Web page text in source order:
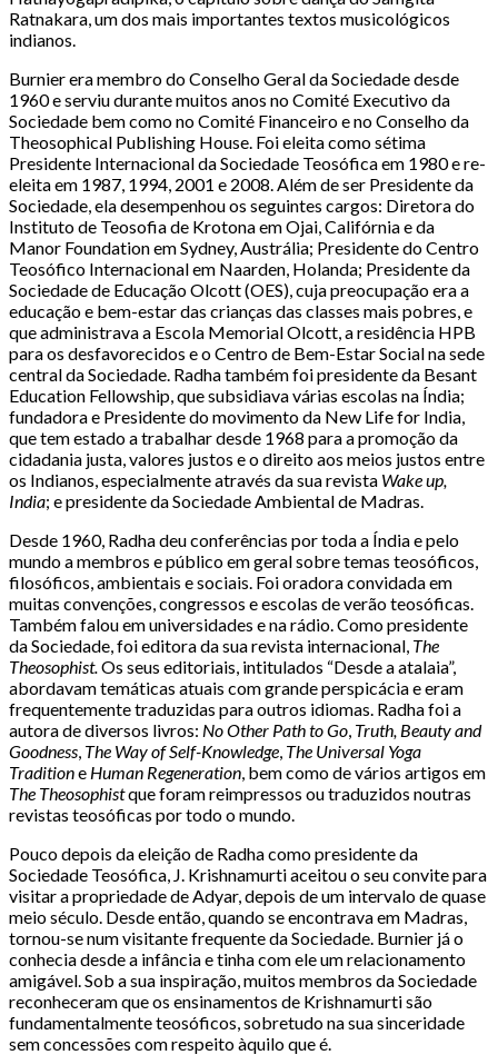
Ratnakara, um dos mais importantes textos musicológicos
indianos.
Burnier era membro do Conselho Geral da Sociedade desde
1960 e serviu durante muitos anos no Comité Executivo da
Sociedade bem como no Comité Financeiro e no Conselho da
Theosophical Publishing House. Foi eleita como sétima
Presidente Internacional da Sociedade Teosófica em 1980 e re-
eleita em 1987, 1994, 2001 e 2008. Além de ser Presidente da
Sociedade, ela desempenhou os seguintes cargos: Diretora do
Instituto de Teosofia de Krotona em Ojai, Califórnia e da
Manor Foundation em Sydney, Austrália; Presidente do Centro
Teosófico Internacional em Naarden, Holanda; Presidente da
Sociedade de Educação Olcott (OES), cuja preocupação era a
educação e bem-estar das crianças das classes mais pobres, e
que administrava a Escola Memorial Olcott, a residência HPB
para os desfavorecidos e o Centro de Bem-Estar Social na sede
central da Sociedade. Radha também foi presidente da Besant
Education Fellowship, que subsidiava várias escolas na Índia;
fundadora e Presidente do movimento da New Life for India,
que tem estado a trabalhar desde 1968 para a promoção da
cidadania justa, valores justos e o direito aos meios justos entre
os Indianos, especialmente através da sua revista Wake up,
India; e presidente da Sociedade Ambiental de Madras.
Desde 1960, Radha deu conferências por toda a Índia e pelo
mundo a membros e público em geral sobre temas teosóficos,
filosóficos, ambientais e sociais. Foi oradora convidada em
muitas convenções, congressos e escolas de verão teosóficas.
Também falou em universidades e na rádio. Como presidente
da Sociedade, foi editora da sua revista internacional, The
Theosophist. Os seus editoriais, intitulados “Desde a atalaia”,
abordavam temáticas atuais com grande perspicácia e eram
frequentemente traduzidas para outros idiomas. Radha foi a
autora de diversos livros: No Other Path to Go Truth, Beauty and
Goodness The Way of Self-Knowledge The Universal Yoga
Traditione Human Regeneration , bem como de vários artigos em
The Theosophistque foram reimpressos ou traduzidos noutras
revistas teosóficas por todo o mundo.
Pouco depois da eleição de Radha como presidente da
Sociedade Teosófica, J. Krishnamurti aceitou o seu convite para
visitar a propriedade de Adyar, depois de um intervalo de quase
meio século. Desde então, quando se encontrava em Madras,
tornou-se num visitante frequente da Sociedade. Burnier já o
conhecia desde a infância e tinha com ele um relacionamento
amigável. Sob a sua inspiração, muitos membros da Sociedade
reconheceram que os ensinamentos de Krishnamurti são
fundamentalmente teosóficos, sobretudo na sua sinceridade
sem concessões com respeito àquilo que é.